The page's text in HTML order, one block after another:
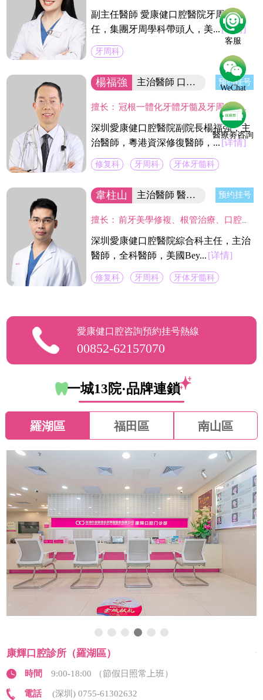
客服
WeChat
醫療劵咨詢
副主任醫師 愛康健口腔醫院牙周科主
任，集團牙周學科帶頭人，美...[详情]
牙周科
楊福強 主治醫師 口腔醫院副院長 预约挂号
擅长： 冠根一體化牙體牙髓及牙周病的診療，復雜牙的拔除，牙體缺損的嵌體修復，以及烤瓷冠、義齒的修復等方面的診治，在水激光治牙方面有著豐富的臨床經驗。臨床工作中致力於牙體保存，種植修復設計，咬合功能重建，微創美學牙體修復等。
深圳愛康健口腔醫院副院長楊福強，主
治醫師，粵港資深修復醫師，... [详情]
修复科 牙周科 牙体牙髓科
韋柱山 主治醫師 醫院綜合科主任 预约挂号
擅长： 前牙美學修複、根管治療、口腔修複、美容修複等。不僅熟練掌握口腔牙體、牙髓、牙周治療等常見疾病的治療，並在牙齒美白技術上獨具壹格，對修複各種色素牙、氟斑牙、四環素牙、黃牙等有豐富經驗。
深圳愛康健口腔醫院綜合科主任，主治
醫師，全科醫師，美國Bey... [详情]
修复科 牙周科 牙体牙髓科
愛康健口腔咨詢預約挂号熱線
00852-62157070
一城13院·品牌連鎖
羅湖區 福田區 南山區
康輝口腔診所（羅湖區）
時間 9:00-18:00 （節假日照常上班）
電話 (深圳) 0755-61302632